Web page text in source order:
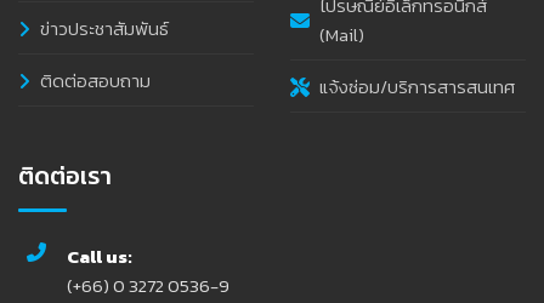
ข่าวประชาสัมพันธ์
ติดต่อสอบถาม
(Mail)
แจ้งซ่อม/บริการสารสนเทศ
ติดต่อเรา
Call us:
(+66) 0 3272 0536-9